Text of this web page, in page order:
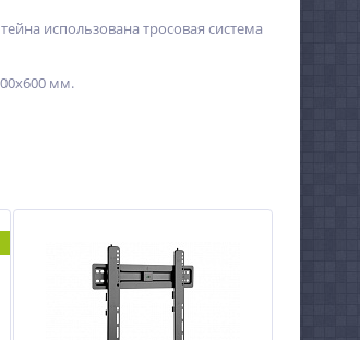
использована тросовая система
мм.